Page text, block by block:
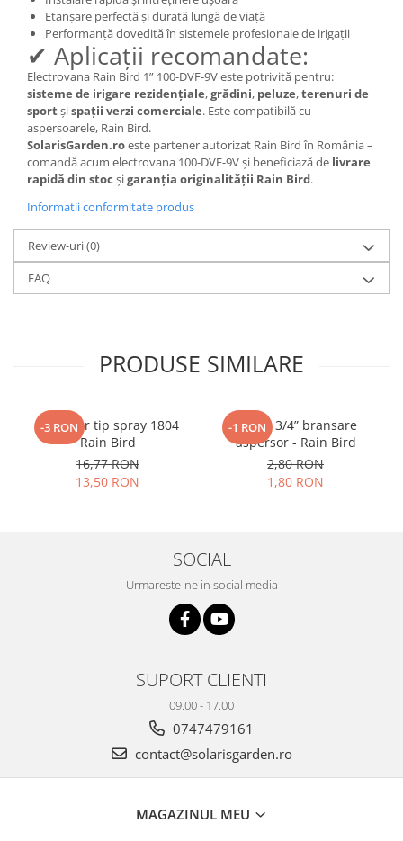
Etanșare perfectă și durată lungă de viață
Performanță dovedită în sistemele profesionale de irigații
✔ Aplicații recomandate:
Electrovana Rain Bird 1” 100-DVF-9V este potrivită pentru:
sisteme de irigare rezidențiale,grădini, peluze,terenuri de
sportșispații verzi comerciale. Este compatibilă cu
aspersoarele, Rain Bird.
SolarisGarden.roeste partener autorizat Rain Bird în România –
comandă acum electrovana 100-DVF-9V și beneficiază de livrare
rapidă din stoc șigaranția originalității Rain Bird.
Informatii conformitate produs
Review-uri(0)
FAQ
PRODUSE SIMILARE
-3 RON
Aspersor tip spray 1804
Rain Bird
16,77 RON
13,50 RON
-1 RON
Cot FE 3/4” bransare
aspersor - Rain Bird
2,80 RON
1,80 RON
SOCIAL
Urmareste-ne in social media
SUPORT CLIENTI
09.00 - 17.00
0747479161
contact@solarisgarden.ro
MAGAZINUL MEU